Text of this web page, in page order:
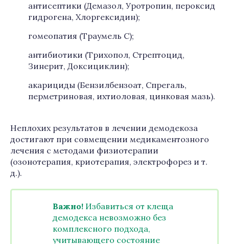
антисептики (Демазол, Уротропин, пероксид
гидрогена, Хлоргексидин);
гомеопатия (Траумель С);
антибиотики (Трихопол, Стрептоцид,
Зинерит, Доксициклин);
акарициды (Бензилбензоат, Спрегаль,
перметриновая, ихтиоловая, цинковая мазь).
Неплохих результатов в лечении демодекоза
достигают при совмещении медикаментозного
лечения с методами физиотерапии
(озонотерапия, криотерапия, электрофорез и т.
д.).
Важно! Избавиться от клеща
демодекса невозможно без
комплексного подхода,
учитывающего состояние